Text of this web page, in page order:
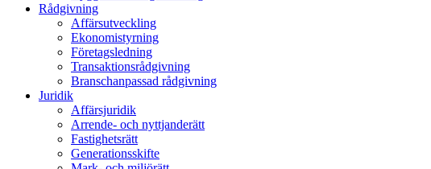
Rådgivning
Affärsutveckling
Ekonomistyrning
Företagsledning
Transaktionsrådgivning
Branschanpassad rådgivning
Juridik
Affärsjuridik
Arrende- och nyttjanderätt
Fastighetsrätt
Generationsskifte